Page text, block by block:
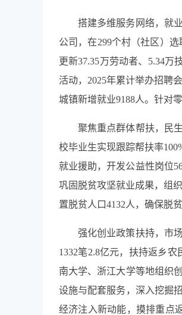
搭建多维服务网络，就
公司，在299个村（社区）
更新37.35万劳动者、5.34
活动，2025年累计举办招聘
城镇新增就业9188人。针对
聚焦重点群体帮扶，民
校毕业生实现跟踪帮扶率
就业援助，开发公益性岗位
巩固脱贫攻坚就业成果，组
置脱贫人口4132人，确保脱
强化创业政策扶持，市
1332笔2.8亿元，扶持返乡
南大学、浙江大学等地组织
设施与配套服务，深入挖掘
经济注入新动能，摸排重点